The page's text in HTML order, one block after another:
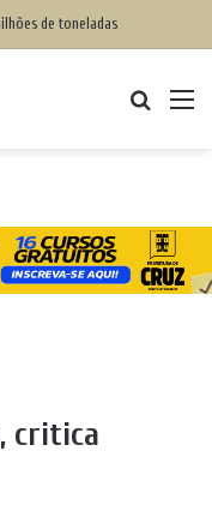
de toneladas
critica